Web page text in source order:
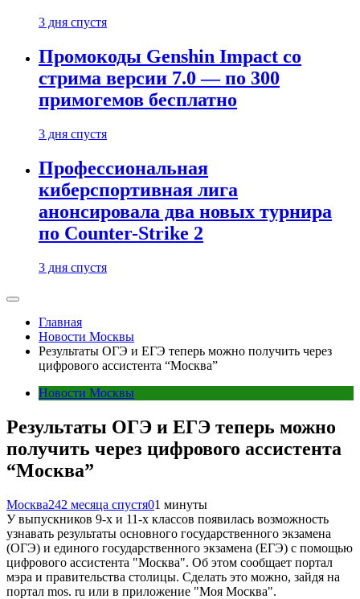
3 дня спустя
Промокоды Genshin Impact со
стрима версии 7.0 — по 300
примогемов бесплатно
3 дня спустя
Профессиональная
киберспортивная лига
анонсировала два новых турнира
по Counter-Strike 2
3 дня спустя
Главная
Новости Москвы
Результаты ОГЭ и ЕГЭ теперь можно получить через
цифрового ассистента “Москва”
Новости Москвы
Результаты ОГЭ и ЕГЭ теперь можно
получить через цифрового ассистента
“Москва”
Москва242 месяца спустя01 минуты
У выпускников 9-х и 11-х классов появилась возможность
узнавать результаты основного государственного экзамена
(ОГЭ) и единого государственного экзамена (ЕГЭ) с помощью
цифрового ассистента "Москва". Об этом сообщает портал
мэра и правительства столицы. Сделать это можно, зайдя на
портал mos. ru или в приложение "Моя Москва".